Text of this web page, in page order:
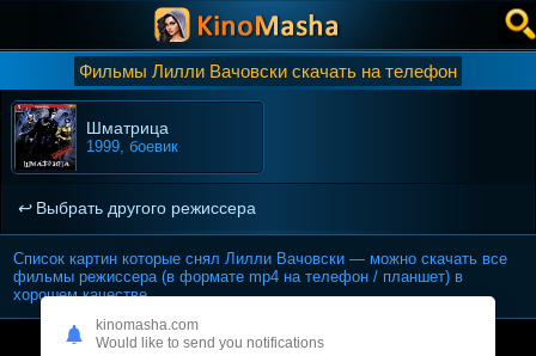
Фильмы Лилли Вачовски скачать на телефон
Шматрица
1999, боевик
Выбрать другого режиссера
Список картин которые снял Лилли Вачовски — можно скачать все
фильмы режиссера (в формате mp4 на телефон / планшет) в
хорошем качестве.
Киномаша Жанры
kinomasha.com
Would like to send you notifications